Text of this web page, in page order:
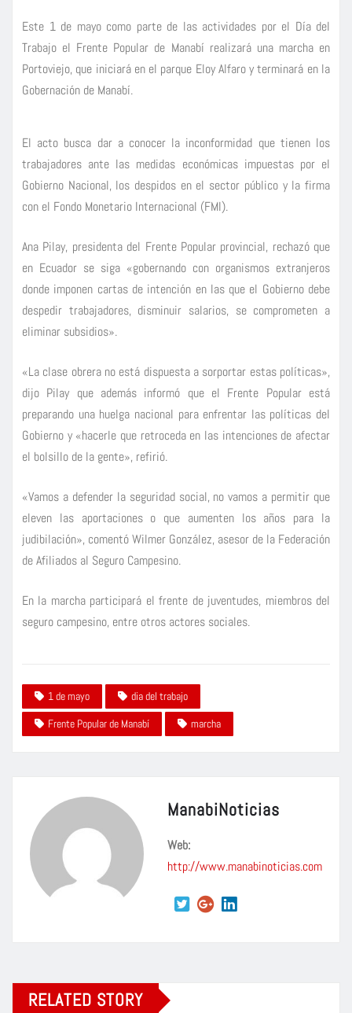
Este 1 de mayo como parte de las actividades por el Día del
Trabajo el Frente Popular de Manabí realizará una marcha en
Portoviejo, que iniciará en el parque Eloy Alfaro y terminará en la
Gobernación de Manabí.
El acto busca dar a conocer la inconformidad que tienen los
trabajadores ante las medidas económicas impuestas por el
Gobierno Nacional, los despidos en el sector público y la firma
con el Fondo Monetario Internacional (FMI).
Ana Pilay, presidenta del Frente Popular provincial, rechazó que
en Ecuador se siga «gobernando con organismos extranjeros
donde imponen cartas de intención en las que el Gobierno debe
despedir trabajadores, disminuir salarios, se comprometen a
eliminar subsidios».
«La clase obrera no está dispuesta a sorportar estas políticas»,
dijo Pilay que además informó que el Frente Popular está
preparando una huelga nacional para enfrentar las políticas del
Gobierno y «hacerle que retroceda en las intenciones de afectar
el bolsillo de la gente», refirió.
«Vamos a defender la seguridad social, no vamos a permitir que
eleven las aportaciones o que aumenten los años para la
judibilación», comentó Wilmer González, asesor de la Federación
de Afiliados al Seguro Campesino.
En la marcha participará el frente de juventudes, miembros del
seguro campesino, entre otros actores sociales.
1 de mayo
dia del trabajo
Frente Popular de Manabí
marcha
ManabiNoticias
Web:
http://www.manabinoticias.com
RELATED STORY